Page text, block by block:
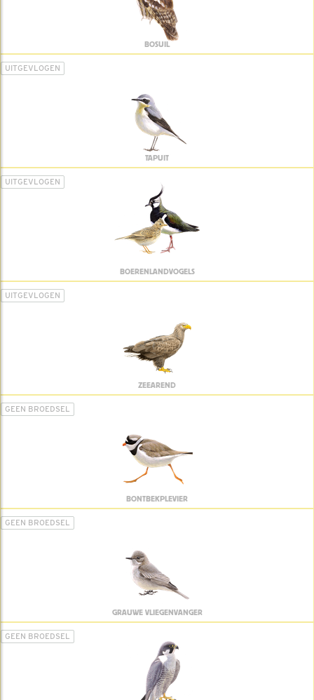
BOSUIL
UITGEVLOGEN
TAPUIT
UITGEVLOGEN
BOERENLANDVOGELS
UITGEVLOGEN
ZEEAREND
GEEN BROEDSEL
BONTBEKPLEVIER
GEEN BROEDSEL
GRAUWE VLIEGENVANGER
GEEN BROEDSEL